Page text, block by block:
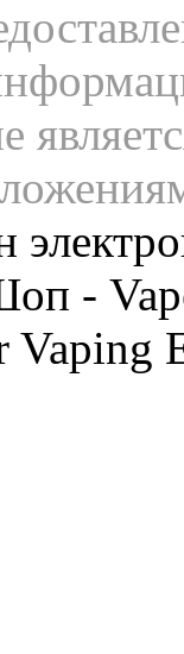
-
Vaping